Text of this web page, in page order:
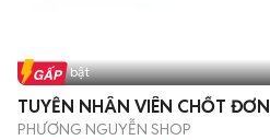
Tin nổi bật
TUYỄN NHÂN VIÊN CHỐT ĐƠN
PHƯƠNG NGUYỄN SHOP